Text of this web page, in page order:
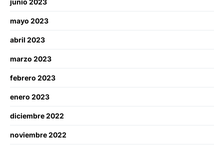
mayo 2023
abril 2023
marzo 2023
febrero 2023
enero 2023
diciembre 2022
noviembre 2022